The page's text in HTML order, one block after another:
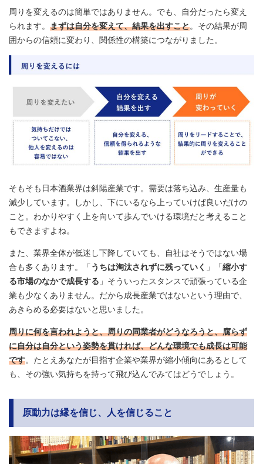
周りを変えるのは簡単ではありません。でも、自分だったら変え
られます。 まずは自分を変えて、結果を出すこと。その結果が周
囲からの信頼に変わり、関係性の構築につながりました。
そもそも日本酒業界は斜陽産業です。需要は落ち込み、生産量も
減少しています。しかし、下にいるなら上っていけば良いだけの
こと。わかりやすく上を向いて歩んでいける環境だと考えること
もできますよね。
また、業界全体が低迷し下降していても、自社はそうではない場
合も多くあります。「うちは淘汰されずに残っていく 」「縮小す
る市場のなかで成長する 」そういったスタンスで頑張っている企
業も少なくありません。だから成長産業ではないという理由で、
あきらめる必要はないと思いました。
周りに何を言われようと、周りの同業者がどうなろうと、腐らず
に自分は自分という姿勢を貫ければ、どんな環境でも成長は可能
です。たとえあなたが目指す企業や業界が縮小傾向にあるとして
も、その強い気持ちを持って飛び込んでみてはどうでしょう。
原動力は縁を信じ、人を信じること